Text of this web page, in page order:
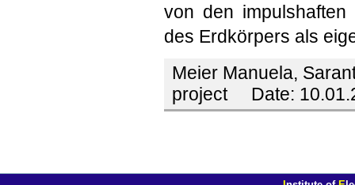
von den
des Erdkörpers als
Meier Manuela,
project
Date: